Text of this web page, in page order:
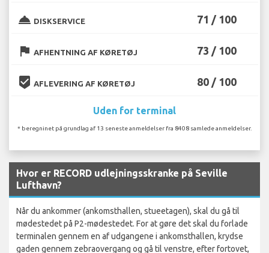
room_service DISKSERVICE 71 / 100
flag AFHENTNING AF KØRETØJ 73 / 100
beenhere AFLEVERING AF KØRETØJ 80 / 100
Uden for terminal
* beregninet på grundlag af 13 seneste anmeldelser fra 8408 samlede anmeldelser.
Hvor er RECORD udlejningsskranke på Seville
Lufthavn?
Når du ankommer (ankomsthallen, stueetagen), skal du gå til
mødestedet på P2-mødestedet. For at gøre det skal du forlade
terminalen gennem en af udgangene i ankomsthallen, krydse
gaden gennem zebraovergang og gå til venstre, efter fortovet,